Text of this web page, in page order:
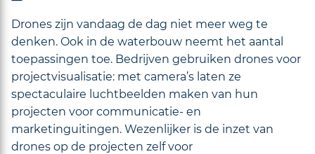
Drones zijn vandaag de dag niet meer weg te
denken. Ook in de waterbouw neemt het aantal
toepassingen toe. Bedrijven gebruiken drones voor
projectvisualisatie: met camera’s laten ze
spectaculaire luchtbeelden maken van hun
projecten voor communicatie- en
marketinguitingen. Wezenlijker is de inzet van
drones op de projecten zelf voor